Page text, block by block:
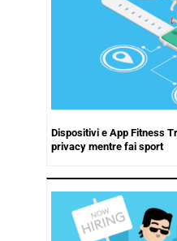
Dispositivi e App Fitness
privacy mentre fai sport